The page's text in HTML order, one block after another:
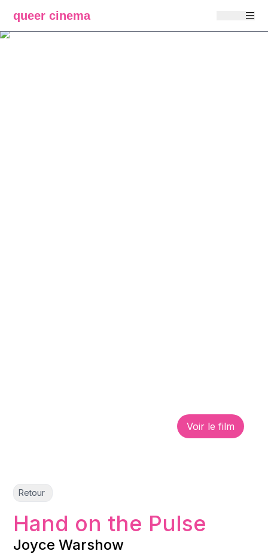
queer cinema
Voir le film
Retour
Hand on the Pulse
Joyce Warshow